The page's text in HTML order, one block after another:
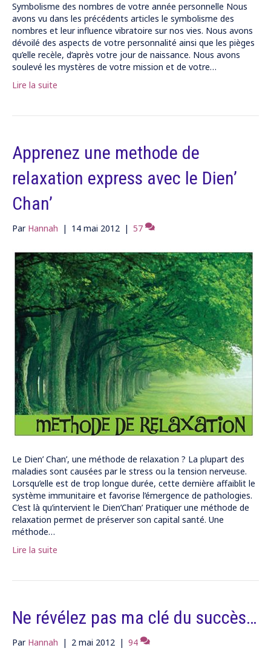
Symbolisme des nombres de votre année personnelle Nous
avons vu dans les précédents articles le symbolisme des
nombres et leur influence vibratoire sur nos vies. Nous avons
dévoilé des aspects de votre personnalité ainsi que les pièges
qu’elle recèle, d’après votre jour de naissance. Nous avons
soulevé les mystères de votre mission et de votre…
Lire la suite
Apprenez une methode de
relaxation express avec le Dien’
Chan’
Par Hannah | 14 mai 2012 | 57
Le Dien’ Chan’, une méthode de relaxation ? La plupart des
maladies sont causées par le stress ou la tension nerveuse.
Lorsqu’elle est de trop longue durée, cette dernière affaiblit le
système immunitaire et favorise l’émergence de pathologies.
C’est là qu’intervient le Dien’Chan’ Pratiquer une méthode de
relaxation permet de préserver son capital santé. Une
méthode…
Lire la suite
Ne révélez pas ma clé du succès…
Par Hannah | 2 mai 2012 | 94